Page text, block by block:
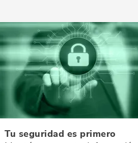
Tu seguridad es primero